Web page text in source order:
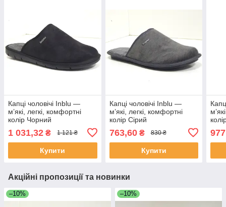
Капці чоловічі Inblu —
м’які, легкі, комфортні
колір Чорний
1 031,32 ₴ 1 121 ₴
Купити
Капці чоловічі Inblu —
м’які, легкі, комфортні
колір Сірий
763,60₴ 830 ₴
Купити
Акційні пропозиції та новинки
–10% –10%